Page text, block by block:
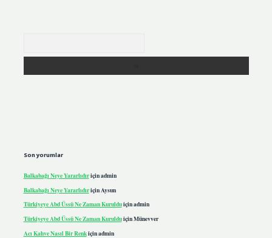
Son yorumlar
Balkabağı Neye Yararlıdıriçinadmin
Balkabağı Neye Yararlıdıriçin Aysun
Türkiyeye Abd Üssü Ne Zaman Kurulduiçinadmin
Türkiyeye Abd Üssü Ne Zaman KurulduiçinMünevver
Acı Kahve Nasıl Bir Renkiçinadmin